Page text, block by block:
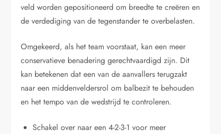
veld worden gepositioneerd om breedte te creëren en
de verdediging van de tegenstander te overbelasten.
Omgekeerd, als het team voorstaat, kan een meer
conservatieve benadering gerechtvaardigd zijn. Dit
kan betekenen dat een van de aanvallers terugzakt
naar een middenveldersrol om balbezit te behouden
en het tempo van de wedstrijd te controleren.
Schakel over naar een 4-2-3-1 voor meer